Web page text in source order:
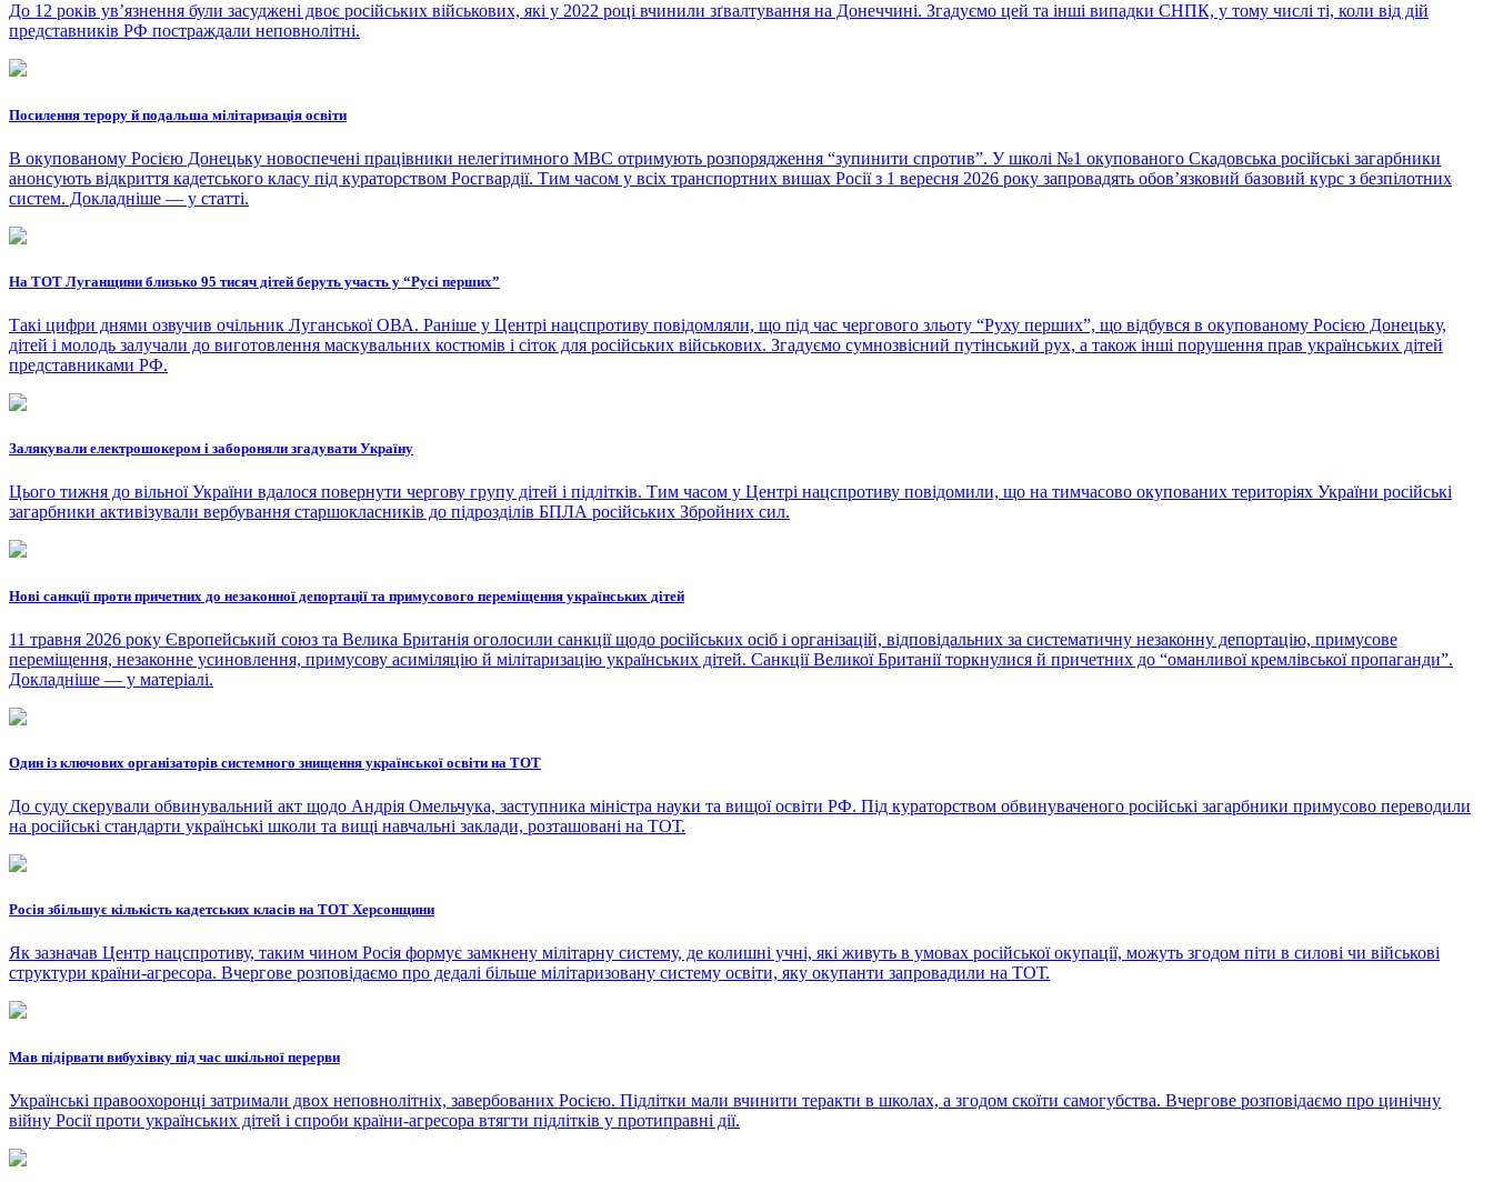
До 12 років увʼязнення були засуджені двоє російських військових, які у 2022 році вчинили зґвалтування на Донеччині. Згадуємо цей та інші випадки СНПК, у тому числі ті, коли від дій
представників РФ постраждали неповнолітні.
Посилення терору й подальша мілітаризація освіти
В окупованому Росією Донецьку новоспечені працівники нелегітимного МВС отримують розпорядження “зупинити спротив”. У школі №1 окупованого Скадовська російські загарбники
анонсують відкриття кадетського класу під кураторством Росгвардії. Тим часом у всіх транспортних вишах Росії з 1 вересня 2026 року запровадять обов’язковий базовий курс з безпілотних
систем. Докладніше — у статті.
На ТОТ Луганщини близько 95 тисяч дітей беруть участь у “Русі перших”
Такі цифри днями озвучив очільник Луганської ОВА. Раніше у Центрі нацспротиву повідомляли, що під час чергового зльоту “Руху перших”, що відбувся в окупованому Росією Донецьку,
дітей і молодь залучали до виготовлення маскувальних костюмів і сіток для російських військових. Згадуємо сумнозвісний путінський рух, а також інші порушення прав українських дітей
представниками РФ.
Залякували електрошокером і забороняли згадувати Україну
Цього тижня до вільної України вдалося повернути чергову групу дітей і підлітків. Тим часом у Центрі нацспротиву повідомили, що на тимчасово окупованих територіях України російські
загарбники активізували вербування старшокласників до підрозділів БПЛА російських Збройних сил.
Нові санкції проти причетних до незаконної депортації та примусового переміщення українських дітей
11 травня 2026 року Європейський союз та Велика Британія оголосили санкції щодо російських осіб і організацій, відповідальних за систематичну незаконну депортацію, примусове
переміщення, незаконне усиновлення, примусову асиміляцію й мілітаризацію українських дітей. Санкції Великої Британії торкнулися й причетних до “оманливої кремлівської пропаганди”.
Докладніше — у матеріалі.
Один із ключових організаторів системного знищення української освіти на ТОТ
До суду скерували обвинувальний акт щодо Андрія Омельчука, заступника міністра науки та вищої освіти РФ. Під кураторством обвинуваченого російські загарбники примусово переводили
на російські стандарти українські школи та вищі навчальні заклади, розташовані на ТОТ.
Росія збільшує кількість кадетських класів на ТОТ Херсонщини
Як зазначав Центр нацспротиву, таким чином Росія формує замкнену мілітарну систему, де колишні учні, які живуть в умовах російської окупації, можуть згодом піти в силові чи військові
структури країни-агресора. Вчергове розповідаємо про дедалі більше мілітаризовану систему освіти, яку окупанти запровадили на ТОТ.
Мав підірвати вибухівку під час шкільної перерви
Українські правоохоронці затримали двох неповнолітніх, завербованих Росією. Підлітки мали вчинити теракти в школах, а згодом скоїти самогубства. Вчергове розповідаємо про цинічну
війну Росії проти українських дітей і спроби країни-агресора втягти підлітків у протиправні дії.